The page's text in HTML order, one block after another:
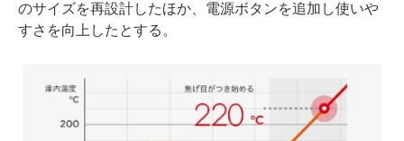
のサイズを再設計したほか、電源ボタンを追加し使いや
すさを向上したとする。